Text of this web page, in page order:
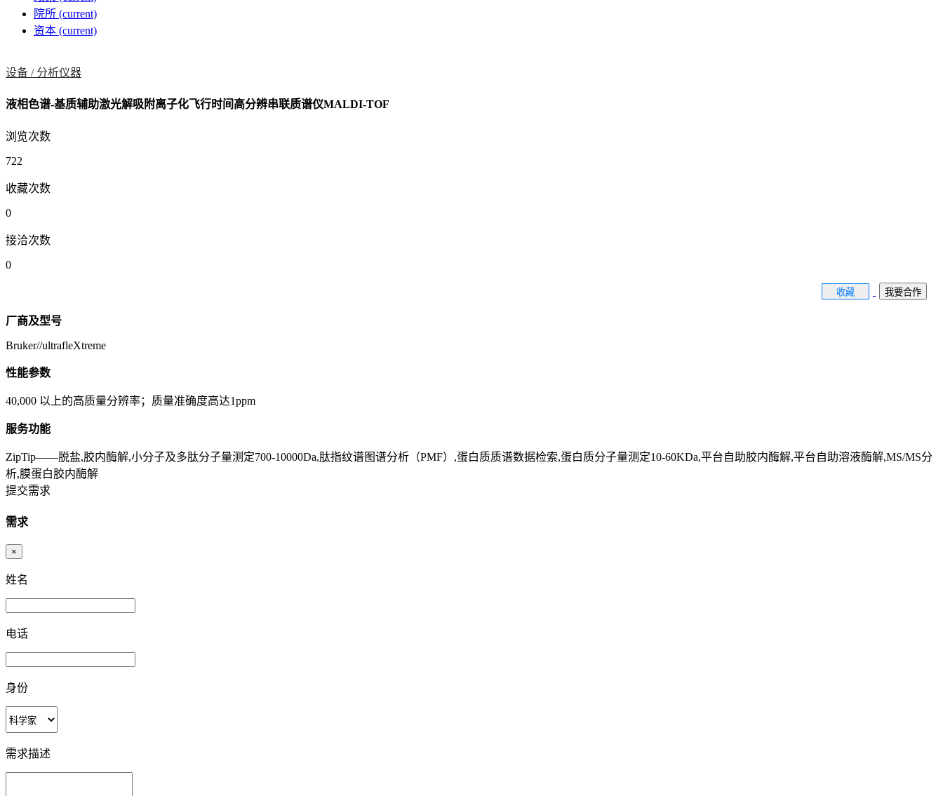
院所 (current)
资本 (current)
设备 / 分析仪器
液相色谱-基质辅助激光解吸附离子化飞行时间高分辨串联质谱仪MALDI-TOF
浏览次数
722
收藏次数
0
接洽次数
0
收藏 我要合作
厂商及型号
Bruker//ultrafleXtreme
性能参数
40,000 以上的高质量分辨率；质量准确度高达1ppm
服务功能
ZipTip——脱盐,胶内酶解,小分子及多肽分子量测定700-10000Da,肽指纹谱图谱分析（PMF）,蛋白质质谱数据检索,蛋白质分子量测定10-60KDa,平台自助胶内酶解,平台自助溶液酶解,MS/MS分
析,膜蛋白胶内酶解
提交需求
需求
×
姓名
电话
身份
需求描述